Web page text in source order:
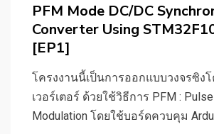
on
PFM Mode DC/DC
Converter Using
[EP1]
โครงงานนี้เป็นการออกแบบวงจรซิง
เวอร์เตอร์ ด้วยใช้วิธีการ PFM :
Modulation โดยใช้บอร์ดควบคุม